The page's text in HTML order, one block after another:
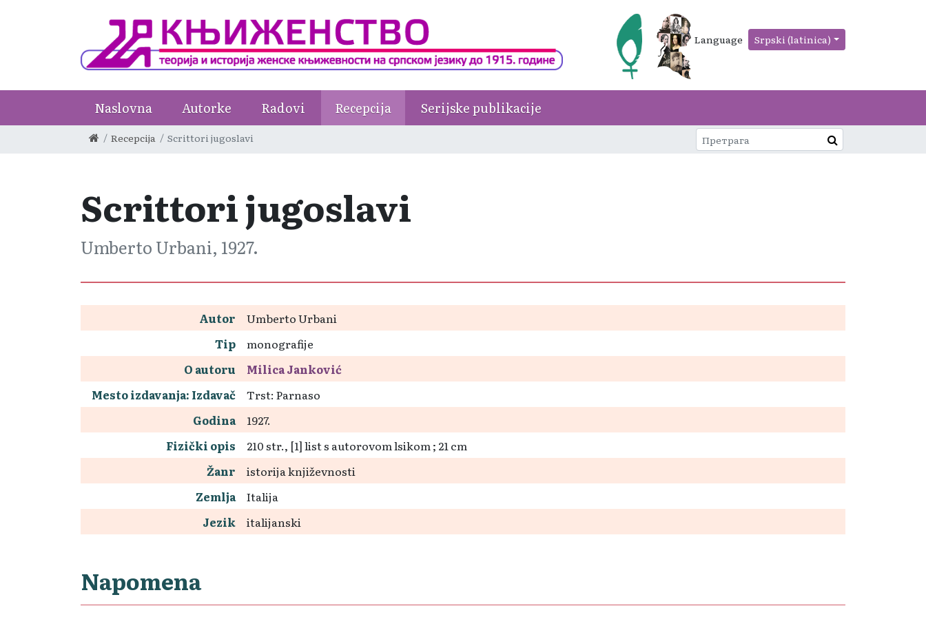
Language Srpski (latinica)
Naslovna Autorke Radovi Recepcija Serijske publikacije
Recepcija Scrittori jugoslavi
Scrittori jugoslavi
Umberto Urbani, 1927.
Autor
Umberto Urbani
Tip
monografije
O autoru
Milica Janković
Mesto izdavanja: Izdavač
Trst: Parnaso
Godina
1927.
Fizički opis
210 str., [1] list s autorovom lsikom ; 21 cm
Žanr
istorija književnosti
Zemlja
Italija
Jezik
italijanski
Napomena